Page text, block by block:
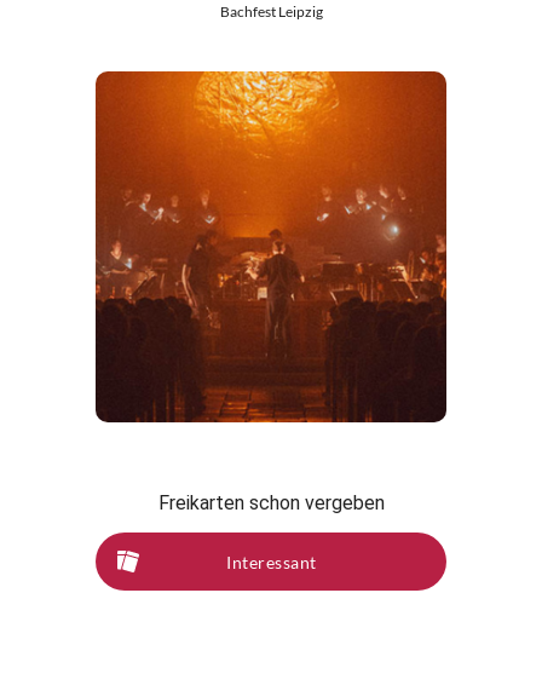
Bachfest Leipzig
Freikarten schon vergeben
Interessant